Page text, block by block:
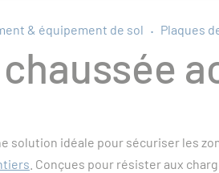
& équipement de sol Plaques
solution idéale pour sécuriser les
. Conçues pour résister aux